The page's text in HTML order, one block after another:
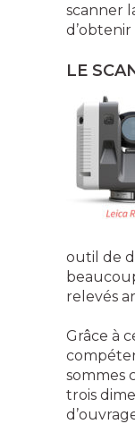
scanner
LE
outil de
relevés
Grâce à
sommes
trois